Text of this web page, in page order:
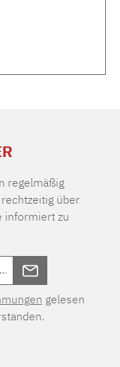
regelmäßig
über
informiert zu
gelesen